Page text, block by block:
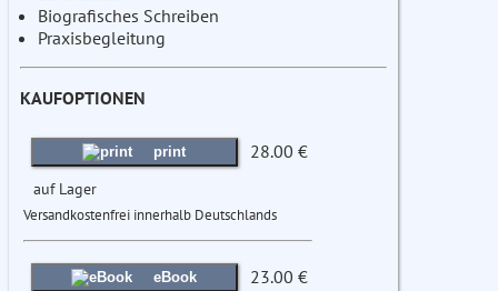
Biografisches Schreiben
Praxisbegleitung
KAUFOPTIONEN
print 28.00 €
auf Lager
Versandkostenfrei innerhalb Deutschlands
eBook 23.00 €